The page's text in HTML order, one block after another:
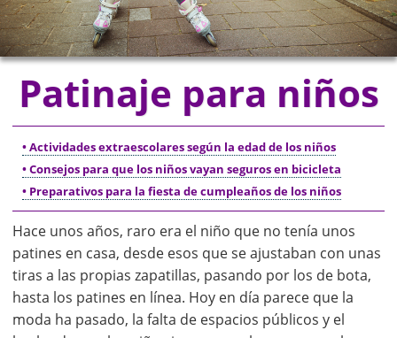
Patinaje para niños
• Actividades extraescolares según la edad de los niños
• Consejos para que los niños vayan seguros en bicicleta
• Preparativos para la fiesta de cumpleaños de los niños
Hace unos años, raro era el niño que no tenía unos
patines en casa, desde esos que se ajustaban con unas
tiras a las propias zapatillas, pasando por los de bota,
hasta los patines en línea. Hoy en día parece que la
moda ha pasado, la falta de espacios públicos y el